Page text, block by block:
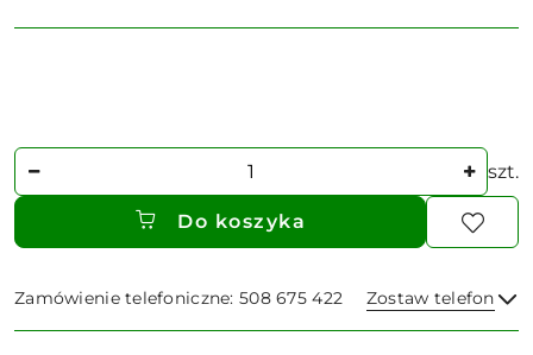
Ilość szt.
Do koszyka
Zamówienie telefoniczne: 508 675 422 Zostaw telefon